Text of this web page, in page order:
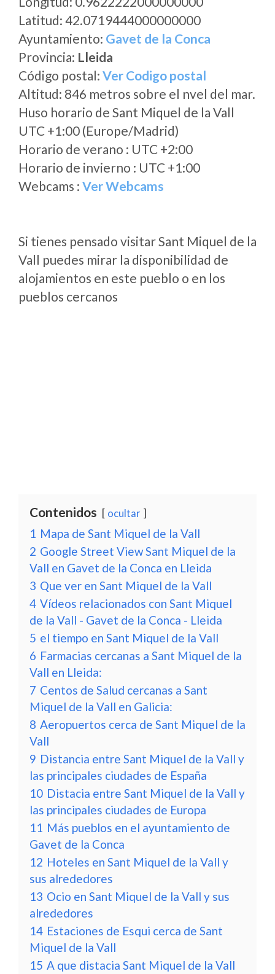
Latitud: 42.0719444000000000
Ayuntamiento: Gavet de la Conca
Provincia: Lleida
Código postal: Ver Codigo postal
Altitud: 846 metros sobre el nvel del mar.
Huso horario de Sant Miquel de la Vall
UTC +1:00 (Europe/Madrid)
Horario de verano : UTC +2:00
Horario de invierno : UTC +1:00
Webcams : Ver Webcams
Si tienes pensado visitar Sant Miquel de la
Vall puedes mirar la disponibilidad de
alojamientos en este pueblo o en los
pueblos cercanos
Contenidos ocultar
1 Mapa de Sant Miquel de la Vall
2 Google Street View Sant Miquel de la
Vall en Gavet de la Conca en Lleida
3 Que ver en Sant Miquel de la Vall
4 Vídeos relacionados con Sant Miquel
de la Vall - Gavet de la Conca - Lleida
5 el tiempo en Sant Miquel de la Vall
6 Farmacias cercanas a Sant Miquel de la
Vall en Lleida:
7 Centos de Salud cercanas a Sant
Miquel de la Vall en Galicia:
8 Aeropuertos cerca de Sant Miquel de la
Vall
9 Distancia entre Sant Miquel de la Vall y
las principales ciudades de España
10 Distacia entre Sant Miquel de la Vall y
las principales ciudades de Europa
11 Más pueblos en el ayuntamiento de
Gavet de la Conca
12 Hoteles en Sant Miquel de la Vall y
sus alrededores
13 Ocio en Sant Miquel de la Vall y sus
alrededores
14 Estaciones de Esqui cerca de Sant
Miquel de la Vall
15 A que distacia Sant Miquel de la Vall